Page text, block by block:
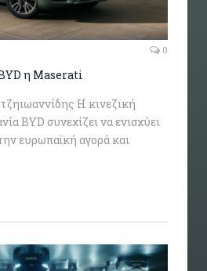
0
η Maserati
Η κινεζική
BYD συνεχίζει να ενισχύει
ευρωπαϊκή αγορά και